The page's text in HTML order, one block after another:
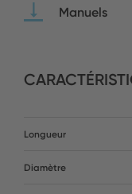
Manuels
Longueur
Diamètre